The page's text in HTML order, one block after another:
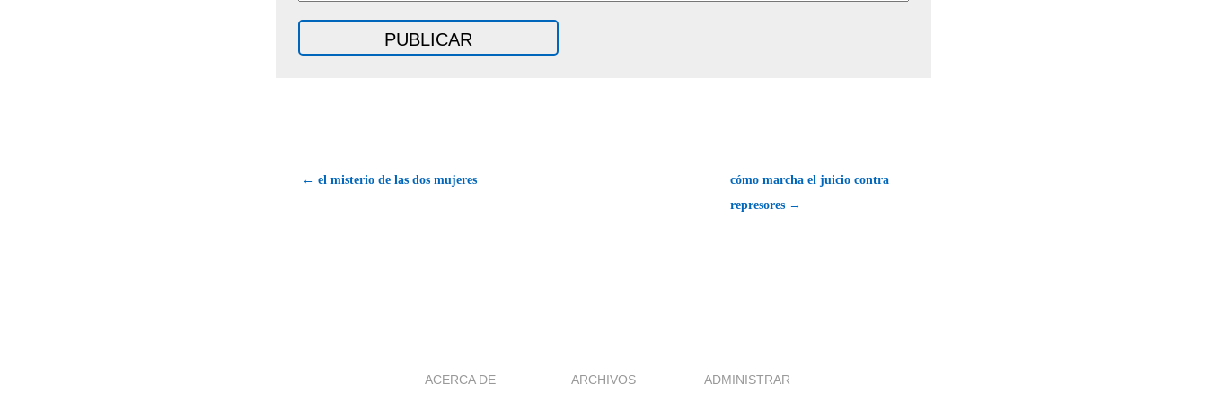
← el misterio de las dos mujeres
cómo marcha el juicio contra
represores →
ACERCA DE ARCHIVOS ADMINISTRAR